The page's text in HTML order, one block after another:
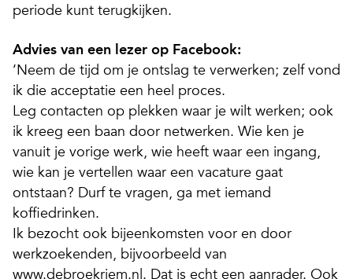
periode kunt terugkijken.
Advies van een lezer op Facebook:
‘Neem de tijd om je ontslag te verwerken; zelf vond
ik die acceptatie een heel proces.
Leg contacten op plekken waar je wilt werken; ook
ik kreeg een baan door netwerken. Wie ken je
vanuit je vorige werk, wie heeft waar een ingang,
wie kan je vertellen waar een vacature gaat
ontstaan? Durf te vragen, ga met iemand
koffiedrinken.
Ik bezocht ook bijeenkomsten voor en door
werkzoekenden, bijvoorbeeld van
www.debroekriem.nl. Dat is echt een aanrader. Ook